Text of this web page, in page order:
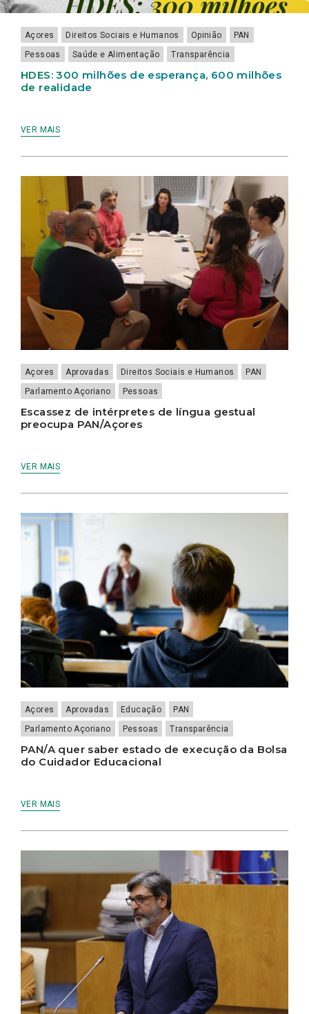
Açores Direitos Sociais e Humanos Opinião
PAN
Pessoas
Saúde e Alimentação Transparência
HDES: 300 milhões de esperança, 600 milhões
de realidade
VER MAIS
Açores Aprovadas Direitos Sociais e Humanos
PAN
Parlamento Açoriano
Pessoas
Escassez de intérpretes de língua gestual
preocupa PAN/Açores
VER MAIS
Açores Aprovadas Educação
PAN
Parlamento Açoriano
Pessoas Transparência
PAN/A quer saber estado de execução da Bolsa
do Cuidador Educacional
VER MAIS